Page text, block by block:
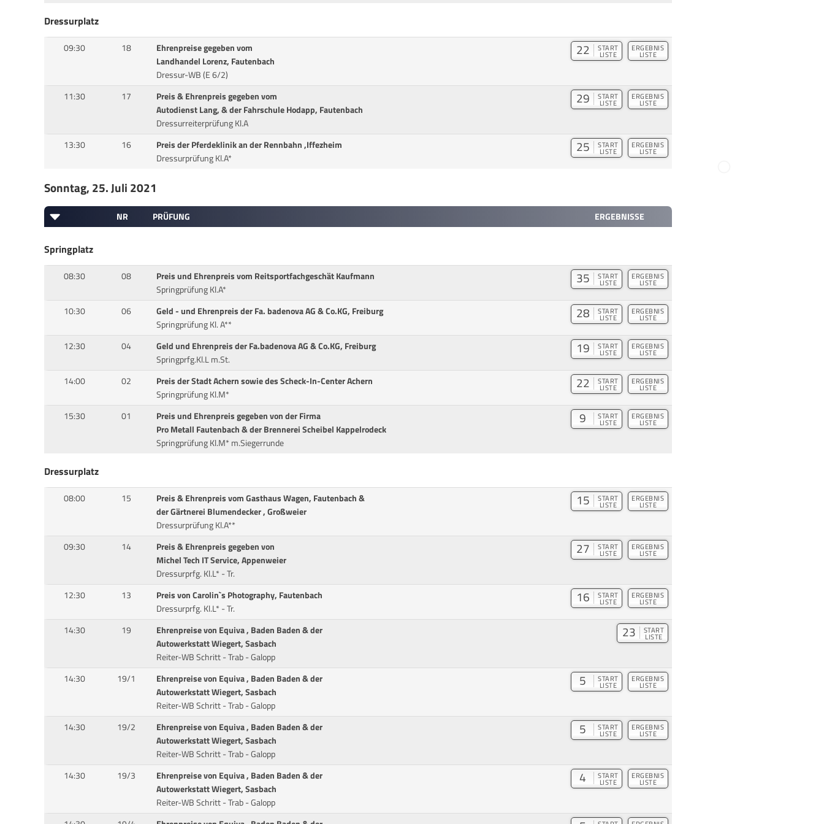
Dressurplatz
09:30 18
Ehrenpreise gegeben vom
Landhandel Lorenz, Fautenbach
Dressur-WB (E 6/2)
22 START
LISTE
ERGEBNIS
LISTE
11:30 17
Preis & Ehrenpreis gegeben vom
Autodienst Lang, & der Fahrschule Hodapp, Fautenbach
Dressurreiterprüfung Kl.A
29 START
LISTE
ERGEBNIS
LISTE
13:30 16
Preis der Pferdeklinik an der Rennbahn ,Iffezheim
Dressurprüfung Kl.A*
25 START
LISTE
ERGEBNIS
LISTE
Sonntag, 25. Juli 2021
NR PRÜFUNG ERGEBNISSE
Springplatz
08:30 08
Preis und Ehrenpreis vom Reitsportfachgeschät Kaufmann
Springprüfung Kl.A*
35 START
LISTE
ERGEBNIS
LISTE
10:30 06
Geld - und Ehrenpreis der Fa. badenova AG & Co.KG, Freiburg
Springprüfung Kl. A**
28 START
LISTE
ERGEBNIS
LISTE
12:30 04
Geld und Ehrenpreis der Fa.badenova AG & Co.KG, Freiburg
Springprfg.Kl.L m.St.
19 START
LISTE
ERGEBNIS
LISTE
14:00 02
Preis der Stadt Achern sowie des Scheck-In-Center Achern
Springprüfung Kl.M*
22 START
LISTE
ERGEBNIS
LISTE
15:30 01
Preis und Ehrenpreis gegeben von der Firma
Pro Metall Fautenbach & der Brennerei Scheibel Kappelrodeck
Springprüfung Kl.M* m.Siegerrunde
9 START
LISTE
ERGEBNIS
LISTE
Dressurplatz
08:00 15
Preis & Ehrenpreis vom Gasthaus Wagen, Fautenbach &
der Gärtnerei Blumendecker , Großweier
Dressurprüfung Kl.A**
15 START
LISTE
ERGEBNIS
LISTE
09:30 14
Preis & Ehrenpreis gegeben von
Michel Tech IT Service, Appenweier
Dressurprfg. Kl.L* - Tr.
27 START
LISTE
ERGEBNIS
LISTE
12:30 13
Preis von Carolin`s Photography, Fautenbach
Dressurprfg. Kl.L* - Tr.
16 START
LISTE
ERGEBNIS
LISTE
14:30 19
Ehrenpreise von Equiva , Baden Baden & der
Autowerkstatt Wiegert, Sasbach
Reiter-WB Schritt - Trab - Galopp
23 START
LISTE
14:30 19/1
Ehrenpreise von Equiva , Baden Baden & der
Autowerkstatt Wiegert, Sasbach
Reiter-WB Schritt - Trab - Galopp
5 START
LISTE
ERGEBNIS
LISTE
14:30 19/2
Ehrenpreise von Equiva , Baden Baden & der
Autowerkstatt Wiegert, Sasbach
Reiter-WB Schritt - Trab - Galopp
5 START
LISTE
ERGEBNIS
LISTE
14:30 19/3
Ehrenpreise von Equiva , Baden Baden & der
Autowerkstatt Wiegert, Sasbach
Reiter-WB Schritt - Trab - Galopp
4 START
LISTE
ERGEBNIS
LISTE